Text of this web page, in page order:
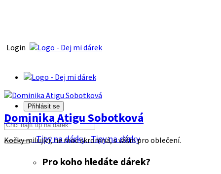
Login
Přihlásit se
Tipy na dárkyTipy na dárky
Pro koho hledáte dárek?
Dominika Atigu Sobotková
Kočky milující, ne moc skromná, s vášni pro oblečení.